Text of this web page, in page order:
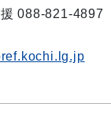
088-821-4897